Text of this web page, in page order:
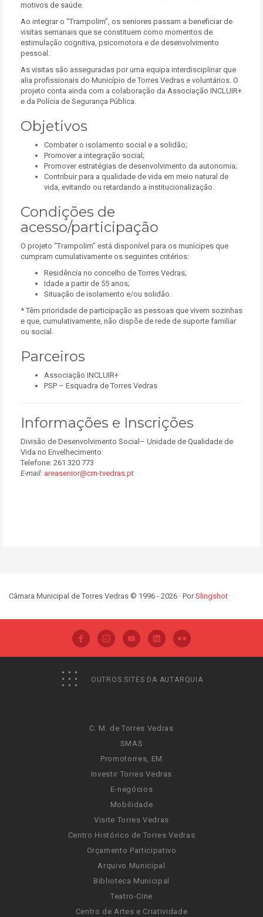
motivos de saúde.
Ao integrar o “Trampolim”, os seniores passam a beneficiar de
visitas semanais que se constituem como momentos de
estimulação cognitiva, psicomotora e de desenvolvimento
pessoal.
As visitas são asseguradas por uma equipa interdisciplinar que
alia profissionais do Município de Torres Vedras e voluntários. O
projeto conta ainda com a colaboração da Associação INCLUIR+
e da Polícia de Segurança Pública.
Objetivos
Combater o isolamento social e a solidão;
Promover a integração social;
Promover estratégias de desenvolvimento da autonomia;
Contribuir para a qualidade de vida em meio natural de
vida, evitando ou retardando a institucionalização.
Condições de
acesso/participação
O projeto “Trampolim” está disponível para os munícipes que
cumpram cumulativamente os seguintes critérios:
Residência no concelho de Torres Vedras;
Idade a partir de 55 anos;
Situação de isolamento e/ou solidão.
* Têm prioridade de participação as pessoas que vivem sozinhas
e que, cumulativamente, não dispõe de rede de suporte familiar
ou social.
Parceiros
Associação INCLUIR+
PSP – Esquadra de Torres Vedras
Informações e Inscrições
Divisão de Desenvolvimento Social– Unidade de Qualidade de
Vida no Envelhecimento
Telefone: 261 320 773
E-mail: areasenior@cm-tvedras.pt
Câmara Municipal de Torres Vedras © 1996 - 2026 · PorSlingshot
OUTROS SITES DA AUTARQUIA
C. M. de Torres Vedras
SMAS
Promotorres, EM
Investir Torres Vedras
E-negócios
Mobilidade
Visite Torres Vedras
Centro Histórico de Torres Vedras
Orçamento Participativo
Arquivo Municipal
Biblioteca Municipal
Teatro-Cine
Centro de Artes e Criatividade